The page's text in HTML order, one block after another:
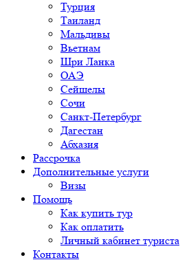
Турция
Таиланд
Мальдивы
Вьетнам
Шри Ланка
ОАЭ
Сейшелы
Сочи
Санкт-Петербург
Дагестан
Абхазия
Рассрочка
Дополнительные услуги
Визы
Помощь
Как купить тур
Как оплатить
Личный кабинет туриста
Контакты